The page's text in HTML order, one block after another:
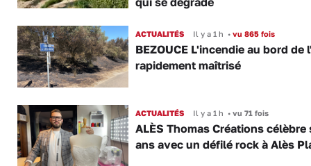
ACTUALITÉS Il y a 1 h •vu 865 fois
BEZOUCE L'incendie au bord de
rapidement maîtrisé
ACTUALITÉS Il y a 1 h •vu 71 fois
ALÈS Thomas Créations célèbre
ans avec un défilé rock à Alès